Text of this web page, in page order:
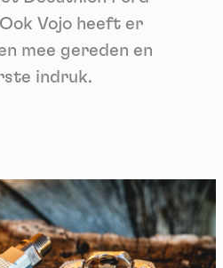
Ook Vojo heeft er
mee gereden en
indruk.